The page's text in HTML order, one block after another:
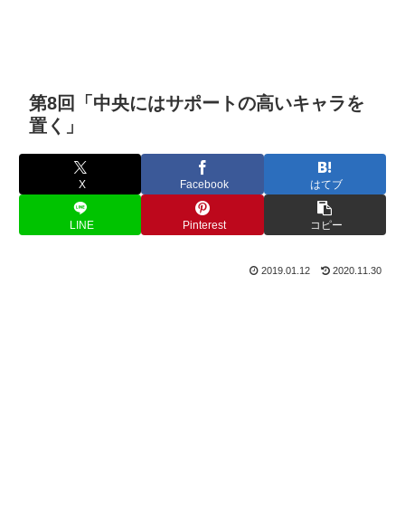
第8回「中央にはサポートの高いキャラを
置く」
X Facebook はてブ
LINE Pinterest コピー
2019.01.12 2020.11.30